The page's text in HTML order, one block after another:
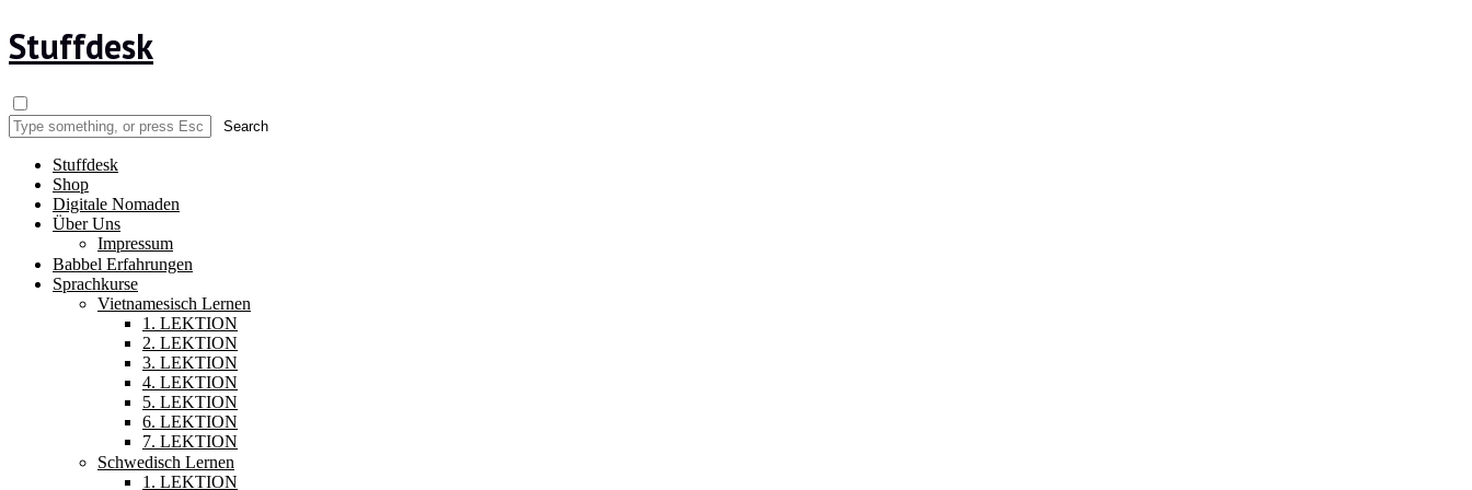
Stuffdesk
Stuffdesk
Shop
Digitale Nomaden
Über Uns
Impressum
Babbel Erfahrungen
Sprachkurse
Vietnamesisch Lernen
1. LEKTION
2. LEKTION
3. LEKTION
4. LEKTION
5. LEKTION
6. LEKTION
7. LEKTION
Schwedisch Lernen
1. LEKTION